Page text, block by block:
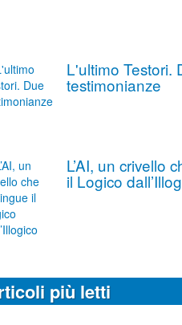
L'ultimo Testori.
testimonianze
L’AI, un crivello
il Logico
più letti